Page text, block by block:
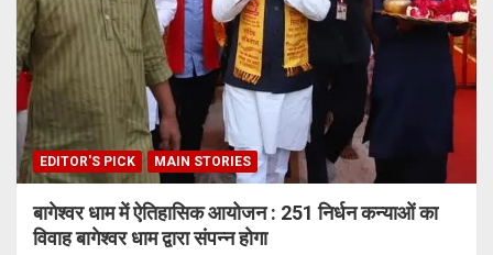
EDITOR'S PICK MAIN STORIES
बागेश्वर धाम में ऐतिहासिक आयोजन : 251 निर्धन कन्याओं का
विवाह बागेश्वर धाम द्वारा संपन्न होगा